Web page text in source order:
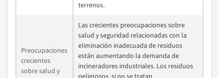
terrenos.
Preocupaciones
crecientes
sobre salud y
Las crecientes preocupaciones sobre
salud y seguridad relacionadas con la
eliminación inadecuada de residuos
están aumentando la demanda de
incineradores industriales. Los residuos
peligrosos, si no se tratan